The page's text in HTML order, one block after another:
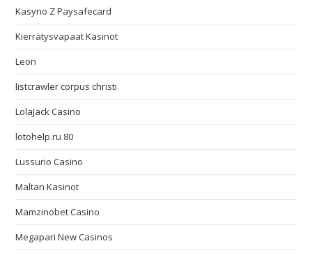
Kasyno Z Paysafecard
Kierrätysvapaat Kasinot
Leon
listcrawler corpus christi
LolaJack Casino
lotohelp.ru 80
Lussurio Casino
Maltan Kasinot
Mamzinobet Casino
Megapari New Casinos